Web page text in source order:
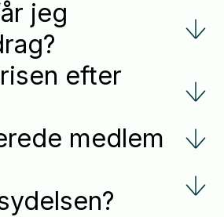
jeg
efter
medlem